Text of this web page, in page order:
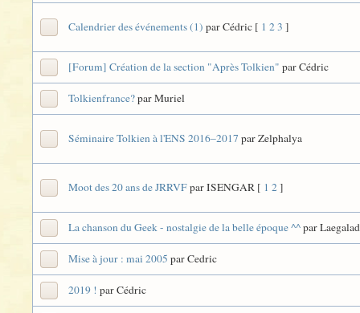
Calendrier des événements (1) par Cédric [ 1 23 ]
[Forum] Création de la section "Après Tolkien" par Cédric
Tolkienfrance?par Muriel
Séminaire Tolkien à l'ENS 2016–2017 par Zelphalya
Moot des 20 ans de JRRVFpar ISENGAR [ 1 2]
La chanson du Geek - nostalgie de la belle époque ^^par Laegalad
Mise à jour : mai 2005 par Cedric
2019 ! par Cédric